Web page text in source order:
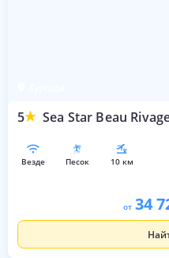
5 Sea Star Beau
везде песок 10 км
от 34